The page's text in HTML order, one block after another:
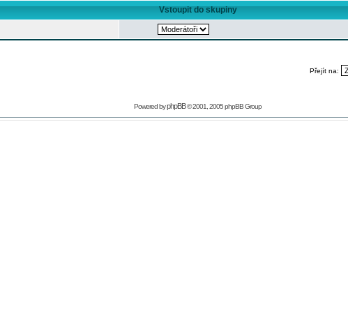
Vstoupit do skupiny
Přejít na:
Powered byphpBB© 2001, 2005 phpBB Group